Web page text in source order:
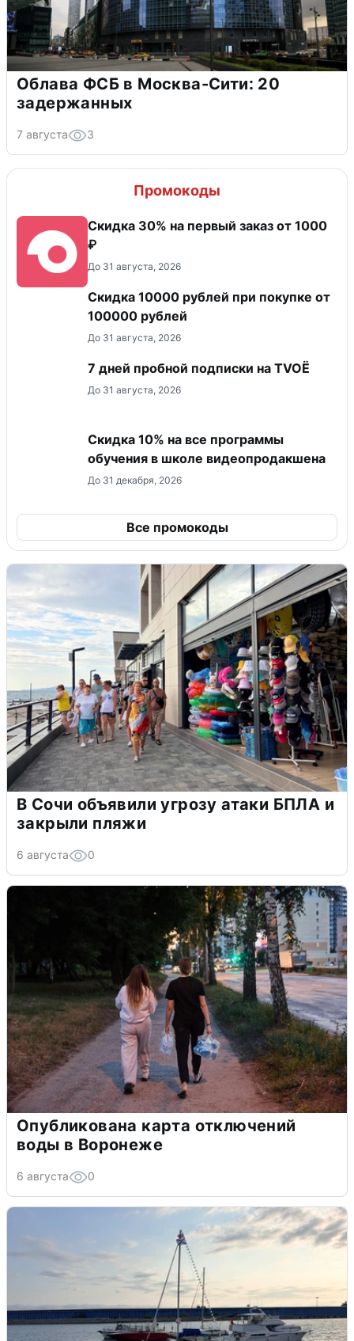
Облава ФСБ в Москва-Сити: 20
задержанных
7 августа 3
Промокоды
Скидка 30% на первый заказ от 1000
₽
До 31 августа, 2026
Скидка 10000 рублей при покупке от
100000 рублей
До 31 августа, 2026
7 дней пробной подписки на TVOЁ
До 31 августа, 2026
Скидка 10% на все программы
обучения в школе видеопродакшена
До 31 декабря, 2026
Все промокоды
В Сочи объявили угрозу атаки БПЛА и
закрыли пляжи
6 августа 0
Опубликована карта отключений
воды в Воронеже
6 августа 0